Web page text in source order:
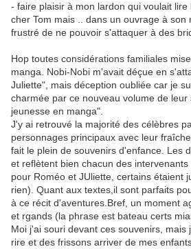
- faire plaisir à mon lardon qui voulait lire
cher Tom mais .. dans un ouvrage à son
frustré de ne pouvoir s'attaquer à des
Hop toutes considérations familiales
manga. Nobi-Nobi m'avait déçue en
Juliette", mais déception oubliée car je
charmée par ce nouveau volume de leur
jeunesse en manga".
J'y ai retrouvé la majorité des célèbres
personnages principaux avec leur
fait le plein de souvenirs d'enfance. Les
et reflètent bien chacun des
pour Roméo et JUliette, certains étaient
rien). Quant aux textes,il sont parfaits
à ce récit d'aventures.Bref, un moment
et rgands (la phrase est bateau certs
Moi j'ai souri devant ces souvenirs, mais
rire et des frissons arriver de mes